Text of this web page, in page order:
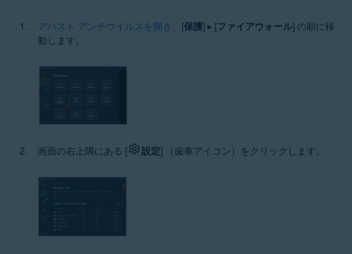
アバスト アンチウイルスを開き 、[保護] ▸ [ファイアウォール] の順に移
動します。
画面の右上隅にある [ 設定] （歯車アイコン）をクリックします。